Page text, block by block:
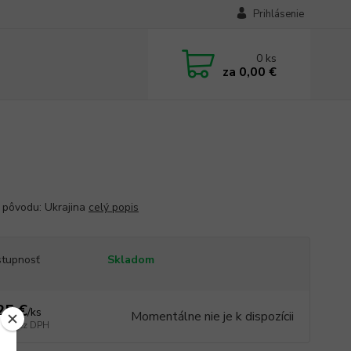
Prihlásenie
0 ks
za 0,00 €
pôvodu: Ukrajina celý popis
Skladom
€/ks
€ bez DPH Momentálne nie je k dispozícii